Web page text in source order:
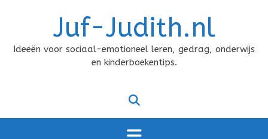
Juf-Judith.nl
Ideeën voor sociaal-emotioneel leren, gedrag, onderwijs
en kinderboekentips.